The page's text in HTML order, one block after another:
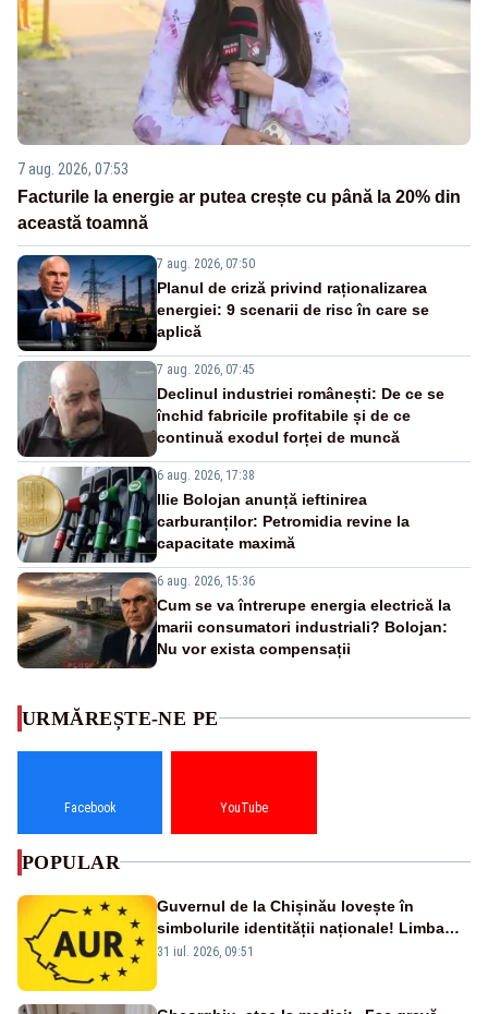
7 aug. 2026, 07:53
Facturile la energie ar putea crește cu până la 20% din
această toamnă
7 aug. 2026, 07:50
Planul de criză privind raționalizarea
energiei: 9 scenarii de risc în care se
aplică
7 aug. 2026, 07:45
Declinul industriei românești: De ce se
închid fabricile profitabile și de ce
continuă exodul forței de muncă
6 aug. 2026, 17:38
Ilie Bolojan anunță ieftinirea
carburanților: Petromidia revine la
capacitate maximă
6 aug. 2026, 15:36
Cum se va întrerupe energia electrică la
marii consumatori industriali? Bolojan:
Nu vor exista compensații
URMĂREȘTE-NE PE
Facebook YouTube
POPULAR
Guvernul de la Chișinău lovește în
simbolurile identității naționale! Limba
română nu se economisește! Limba
31 iul. 2026, 09:51